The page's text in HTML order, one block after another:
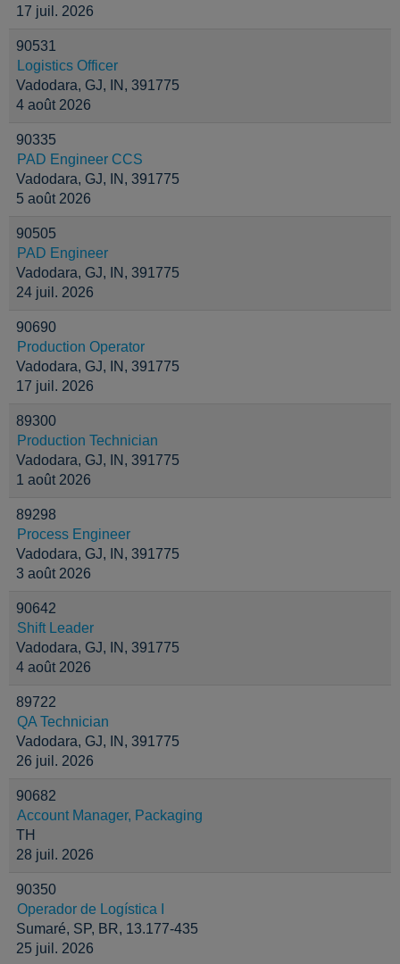
17 juil. 2026
90531
Logistics Officer
Vadodara, GJ, IN, 391775
4 août 2026
90335
PAD Engineer CCS
Vadodara, GJ, IN, 391775
5 août 2026
90505
PAD Engineer
Vadodara, GJ, IN, 391775
24 juil. 2026
90690
Production Operator
Vadodara, GJ, IN, 391775
17 juil. 2026
89300
Production Technician
Vadodara, GJ, IN, 391775
1 août 2026
89298
Process Engineer
Vadodara, GJ, IN, 391775
3 août 2026
90642
Shift Leader
Vadodara, GJ, IN, 391775
4 août 2026
89722
QA Technician
Vadodara, GJ, IN, 391775
26 juil. 2026
90682
Account Manager, Packaging
TH
28 juil. 2026
90350
Operador de Logística I
Sumaré, SP, BR, 13.177-435
25 juil. 2026